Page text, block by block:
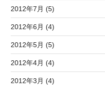
2012年7月 (5)
2012年6月 (4)
2012年5月 (5)
2012年4月 (4)
2012年3月 (4)